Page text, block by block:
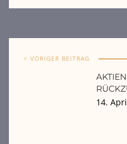
< VORIGER BEITRAG
14.